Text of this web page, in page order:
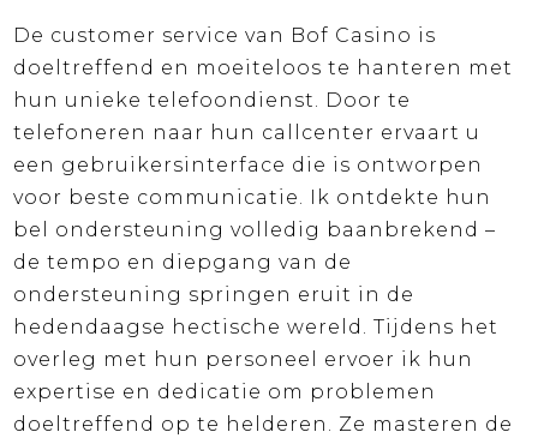
De customer service van Bof Casino is
doeltreffend en moeiteloos te hanteren met
hun unieke telefoondienst. Door te
telefoneren naar hun callcenter ervaart u
een gebruikersinterface die is ontworpen
voor beste communicatie. Ik ontdekte hun
bel ondersteuning volledig baanbrekend –
de tempo en diepgang van de
ondersteuning springen eruit in de
hedendaagse hectische wereld. Tijdens het
overleg met hun personeel ervoer ik hun
expertise en dedicatie om problemen
doeltreffend op te helderen. Ze masteren de